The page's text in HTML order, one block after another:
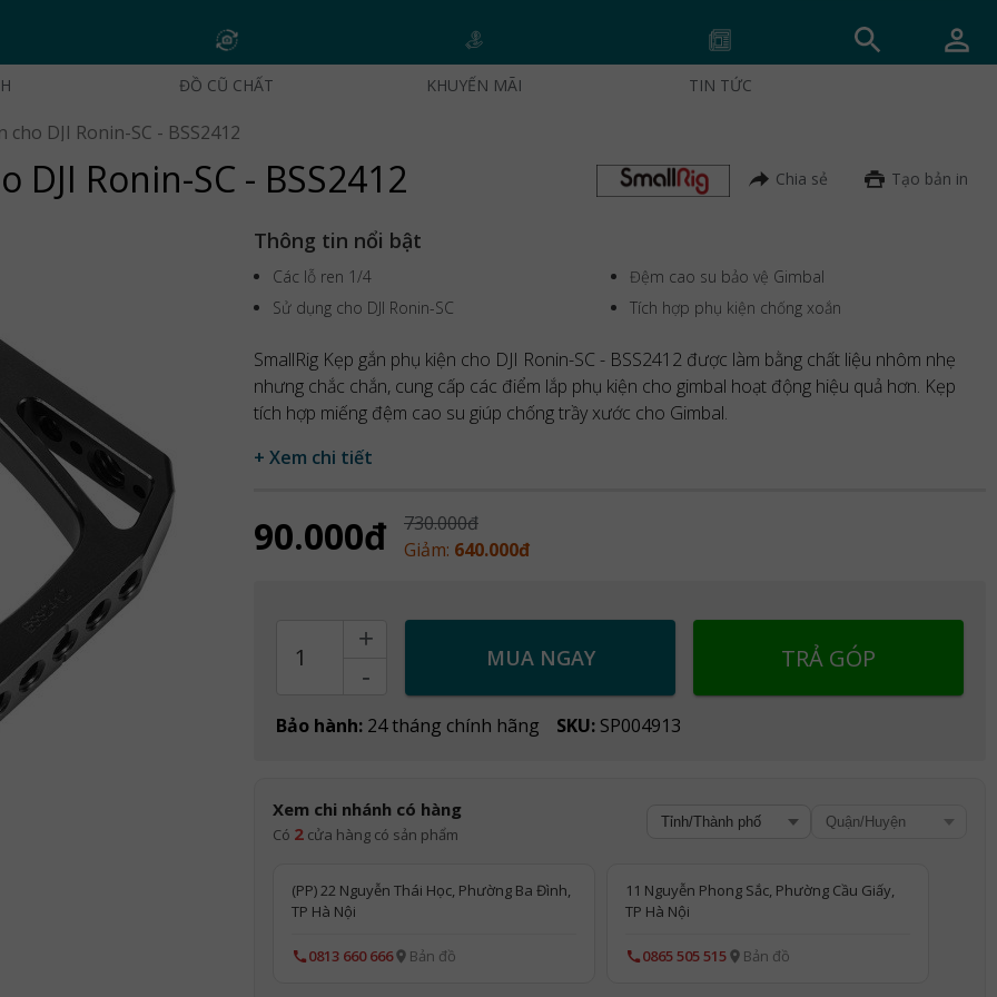
ĐỒ CŨ CHẤT KHUYẾN MÃI TIN TỨC
DJI Ronin-SC - BSS2412
Ronin-SC - BSS2412 Chia sẻ Tạo bản in
Thông tin nổi bật
Các lỗ ren 1/4
Đệm cao su bảo vệ Gimbal
Sử dụng cho DJI Ronin-SC
Tích hợp phụ kiện chống xoắn
SmallRig Kẹp gắn phụ kiện cho DJI Ronin-SC - BSS2412 được làm bằng chất liệu nhôm nhẹ
nhưng chắc chắn, cung cấp các điểm lắp phụ kiện cho gimbal hoạt động hiệu quả hơn. Kẹp
tích hợp miếng đệm cao su giúp chống trầy xước cho Gimbal.
+ Xem chi tiết
90.000đ
730.000đ
Giảm: 640.000đ
+
-
MUA NGAY TRẢ GÓP
Bảo hành: 24 tháng chính hãng SKU: SP004913
Xem chi nhánh có hàng
Có 2 cửa hàng có sản phẩm
(PP) 22 Nguyễn Thái Học, Phường Ba Đình,
TP Hà Nội
0813 660 666 Bản đồ
11 Nguyễn Phong Sắc, Phường Cầu Giấy,
TP Hà Nội
0865 505 515 Bản đồ